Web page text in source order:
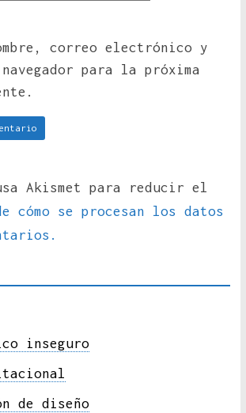
correo electrónico y
para la próxima
Akismet para reducir el
cómo se procesan los datos
inseguro
de diseño